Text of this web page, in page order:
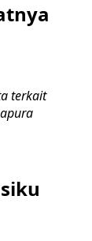
terkait